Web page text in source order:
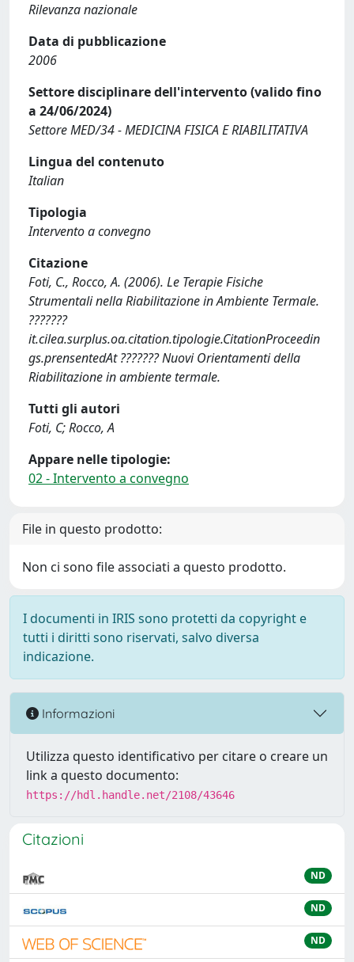
Rilevanza nazionale
Data di pubblicazione
2006
Settore disciplinare dell'intervento (valido fino
a 24/06/2024)
Settore MED/34 - MEDICINA FISICA E RIABILITATIVA
Lingua del contenuto
Italian
Tipologia
Intervento a convegno
Citazione
Foti, C., Rocco, A. (2006). Le Terapie Fisiche
Strumentali nella Riabilitazione in Ambiente Termale.
???????
it.cilea.surplus.oa.citation.tipologie.CitationProceedin
gs.prensentedAt ??????? Nuovi Orientamenti della
Riabilitazione in ambiente termale.
Tutti gli autori
Foti, C; Rocco, A
Appare nelle tipologie:
02 - Intervento a convegno
File in questo prodotto:
Non ci sono file associati a questo prodotto.
I documenti in IRIS sono protetti da copyright e
tutti i diritti sono riservati, salvo diversa
indicazione.
Informazioni
Utilizza questo identificativo per citare o creare un
link a questo documento:
https://hdl.handle.net/2108/43646
Citazioni
ND
ND
ND